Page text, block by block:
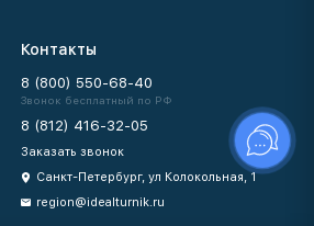
Контакты
8 (800) 550-68-40
Звонок бесплатный по РФ
8 (812) 416-32-05
Заказать звонок
Санкт-Петербург, ул Колокольная, 1
region@idealturnik.ru